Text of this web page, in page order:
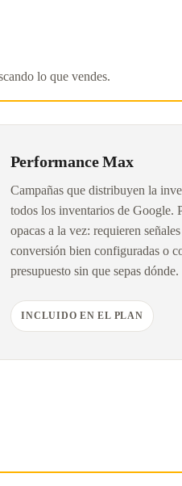
lo que vendes.
Performance Max
Campañas que distribuyen la
todos los inventarios de Google.
opacas a la vez: requieren
conversión bien configuradas o
presupuesto sin que sepas dónde.
INCLUIDO EN EL PLAN